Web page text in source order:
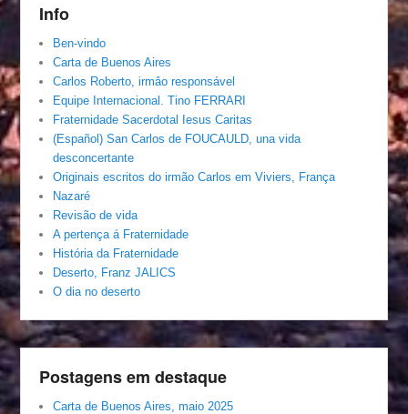
Info
Ben-vindo
Carta de Buenos Aires
Carlos Roberto, irmâo responsável
Equipe Internacional. Tino FERRARI
Fraternidade Sacerdotal Iesus Caritas
(Español) San Carlos de FOUCAULD, una vida
desconcertante
Originais escritos do irmão Carlos em Viviers, França
Nazaré
Revisão de vida
A pertença á Fraternidade
História da Fraternidade
Deserto, Franz JALICS
O dia no deserto
Postagens em destaque
Carta de Buenos Aires, maio 2025